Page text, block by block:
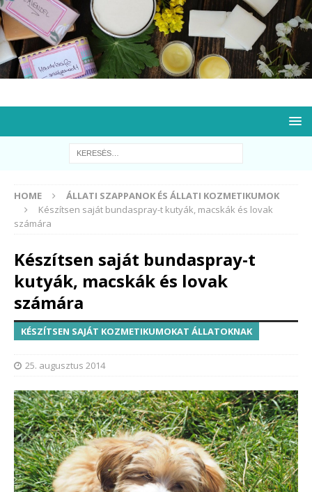
HOME
ÁLLATI SZAPPANOK ÉS ÁLLATI KOZMETIKUMOK
Készítsen saját bundaspray-t kutyák, macskák és lovak
számára
Készítsen saját bundaspray-t
kutyák, macskák és lovak
számára
KÉSZÍTSEN SAJÁT KOZMETIKUMOKAT ÁLLATOKNAK
25. augusztus 2014